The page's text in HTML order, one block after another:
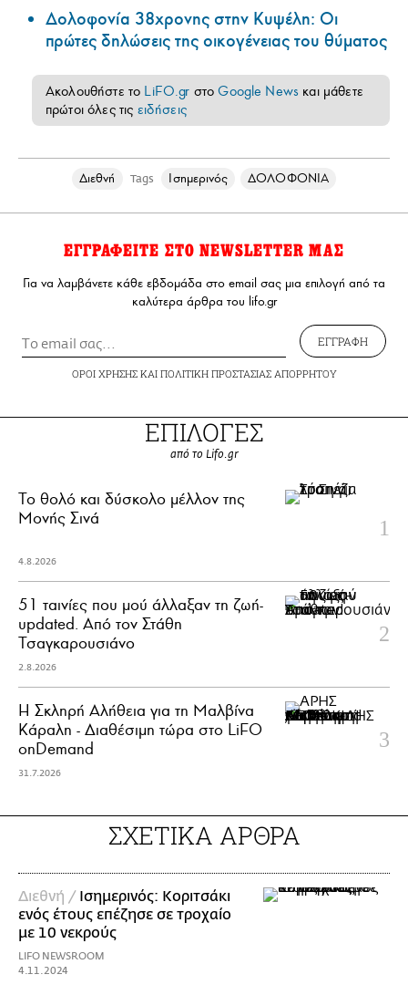
Δολοφονία 38χρονης στην Κυψέλη: Οι
πρώτες δηλώσεις της οικογένειας του θύματος
Ακολουθήστε το LiFO.gr στοGoogle News και μάθετε
πρώτοι όλες τις ειδήσεις
Διεθνή Tags Ισημερινός ΔΟΛΟΦΟΝΙΑ
ΕΓΓΡΑΦΕΙΤΕ ΣΤΟ NEWSLETTER ΜΑΣ
Για να λαμβάνετε κάθε εβδομάδα στο email σας μια επιλογή από τα
καλύτερα άρθρα του lifo.gr
ΕΓΓΡΑΦΗ
ΟΡΟΙ ΧΡΗΣΗΣΚΑΙ ΠΟΛΙΤΙΚΗ ΠΡΟΣΤΑΣΙΑΣ ΑΠΟΡΡΗΤΟΥ
ΕΠΙΛΟΓΕΣ
από το Lifo.gr
Το θολό και δύσκολο μέλλον της
Μονής Σινά
4.8.2026
51 ταινίες που μού άλλαξαν τη ζωή-
updated. Aπό τον Στάθη
Τσαγκαρουσιάνο
2.8.2026
Η Σκληρή Αλήθεια για τη Μαλβίνα
Κάραλη - Διαθέσιμη τώρα στo LiFO
onDemand
31.7.2026
ΣΧΕΤΙΚΑ ΑΡΘΡΑ
Διεθνή / Ισημερινός: Κοριτσάκι
ενός έτους επέζησε σε τροχαίο
με 10 νεκρούς
LIFO NEWSROOM
4.11.2024